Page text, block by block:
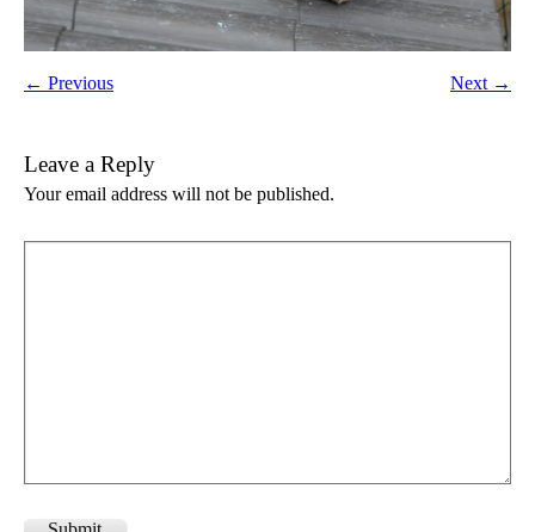
← Previous Next →
Leave a Reply
Your email address will not be published.